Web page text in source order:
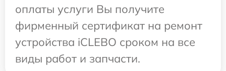
оплаты услуги Вы получите
фирменный сертификат на ремонт
устройства iCLEBO сроком на все
виды работ и запчасти.